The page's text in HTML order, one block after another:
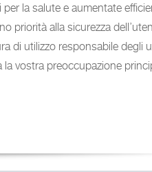
la salute e aumentate
priorità alla sicurezza
di utilizzo responsabile degli
vostra preoccupazione